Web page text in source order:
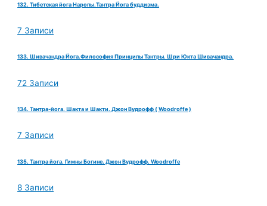
132. Тибетская йога Наропы.Тантра Йога буддизма.
7 Записи
133. Шивачандра Йога.Философия Принципы Тантры. Шри Юкта Шивачандра.
72 Записи
134. Тантра-йога. Шакта и Шакти. Джон Вудрофф ( Woodroffe )
7 Записи
135. Тантра йога. Гимны Богине. Джон Вудрофф. Woodroffe
8 Записи